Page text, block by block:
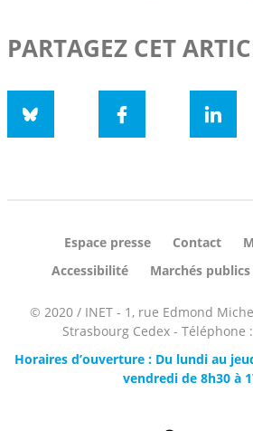
PARTAGEZ CET
Espace presse Contact
Accessibilité
Marchés publics
© 2020 / INET - 1, rue Edmond
Strasbourg Cedex - Téléphone
Horaires d’ouverture : Du lundi au
vendredi de 8h30 à